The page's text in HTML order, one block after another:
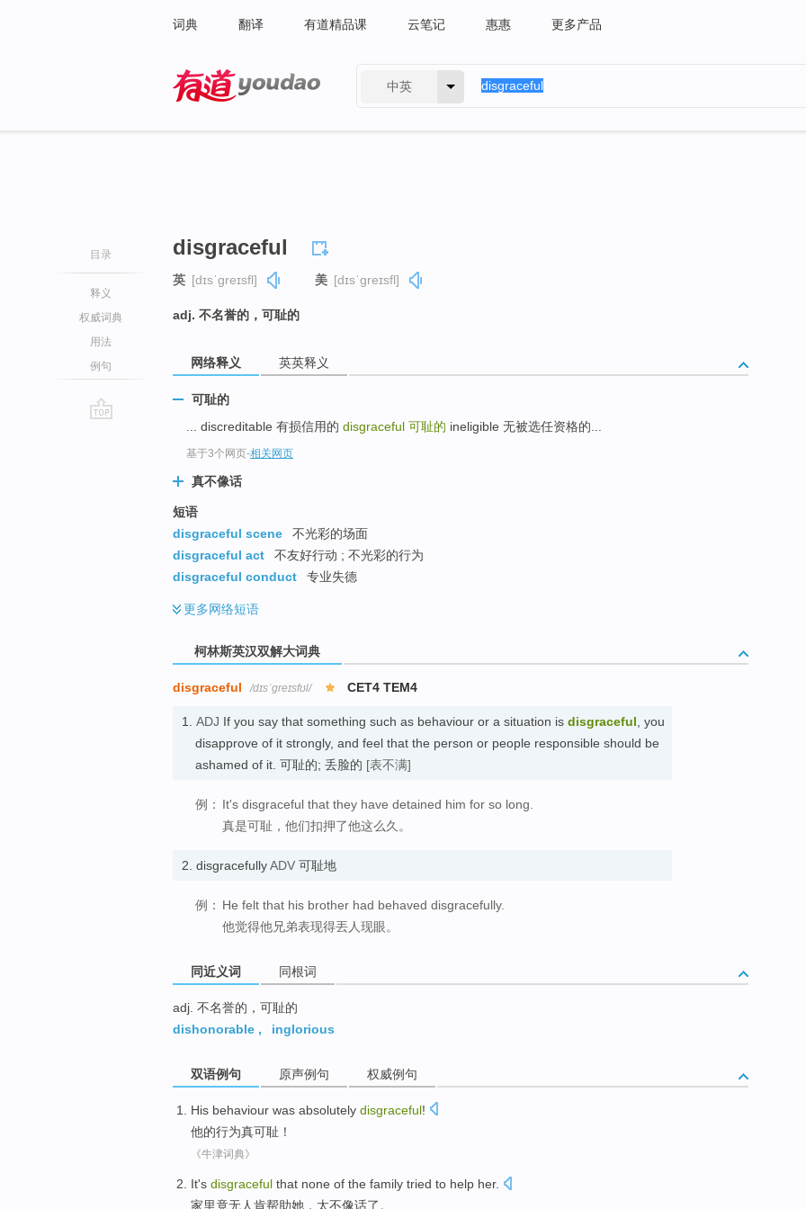
词典 翻译 有道精品课 云笔记 惠惠 更多产品
中英
目录
释义
权威词典
用法
例句
disgraceful
英 [dɪsˈɡreɪsfl] 美 [dɪsˈɡreɪsfl]
adj. 不名誉的，可耻的
网络释义 英英释义
可耻的
... discreditable 有损信用的 disgraceful 可耻的 ineligible 无被选任资格的...
基于3个网页-相关网页
真不像话
短语
disgraceful scene
不光彩的场面
disgraceful act
不友好行动 ; 不光彩的行为
disgraceful conduct
专业失德
更多网络短语
柯林斯英汉双解大词典
disgraceful /dɪsˈɡreɪsfʊl/ CET4 TEM4
1. ADJ If you say that something such as behaviour or a situation is disgraceful , you
disapprove of it strongly, and feel that the person or people responsible should be
ashamed of it. 可耻的; 丢脸的 [表不满]
例： It's disgraceful that they have detained him for so long.
真是可耻，他们扣押了他这么久。
2. disgracefullyADV 可耻地
例： He felt that his brother had behaved disgracefully.
他觉得他兄弟表现得丟人现眼。
同近义词 同根词
adj. 不名誉的，可耻的
dishonorable , inglorious
双语例句 原声例句 权威例句
His behaviour was absolutely disgraceful!
他的行为真可耻 ！
《牛津词典》
It's disgraceful that none of the family tried to help her.
家里竟无人肯帮助她， 太不像话了 。